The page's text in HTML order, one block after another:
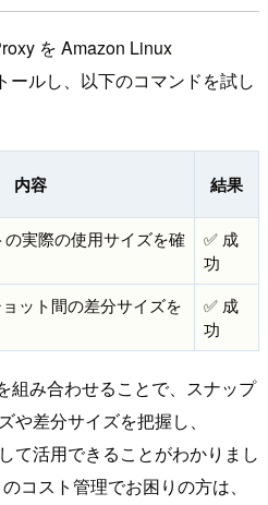
を Amazon Linux
ルし、以下のコマンドを試し
内容 結果
実際の使用サイズを確
✅ 成
功
ット間の差分サイズを
✅ 成
功
組み合わせることで、スナップ
や差分サイズを把握し、
て活用できることがわかりまし
コスト管理でお困りの方は、